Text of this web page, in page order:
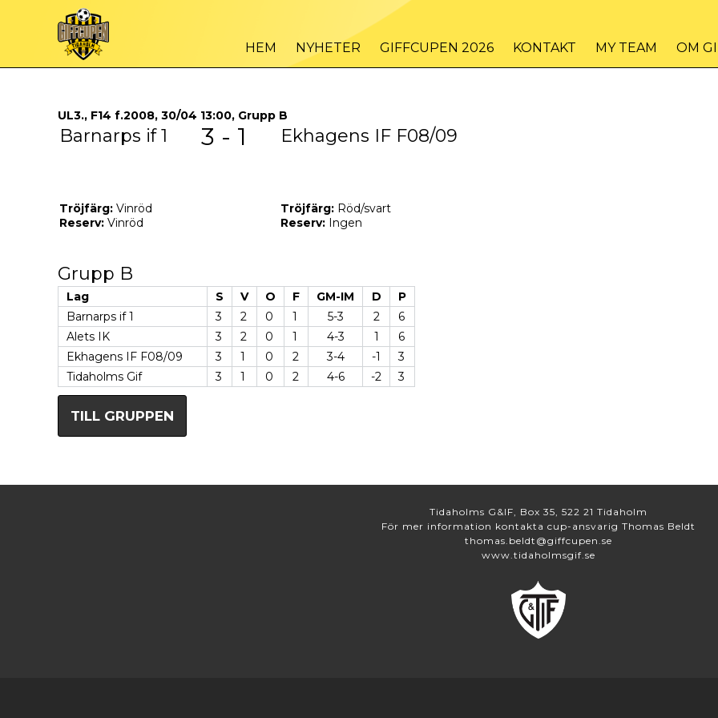
HEM NYHETER GIFFCUPEN 2026 KONTAKT MY TEAM OM
UL3., F14 f.2008, 30/04 13:00, Grupp B
Barnarps if 1 3 - 1 Ekhagens IF F08/09
Tröjfärg: Vinröd
Reserv: Vinröd
Tröjfärg: Röd/svart
Reserv: Ingen
Grupp B
Lag S V O F GM-IM D
P
Barnarps if 1
3 2 0 1 5-3 2
6
Alets IK
3 2 0 1 4-3 1
6
Ekhagens IF F08/09
3 1 0 2 3-4 -1
3
Tidaholms Gif
3 1 0 2 4-6 -2 3
TILL GRUPPEN
Tidaholms G&IF, Box 35, 522 21 Tidaholm
För mer information kontakta cup-ansvarig Thomas Beldt
thomas.beldt@giffcupen.se
www.tidaholmsgif.se